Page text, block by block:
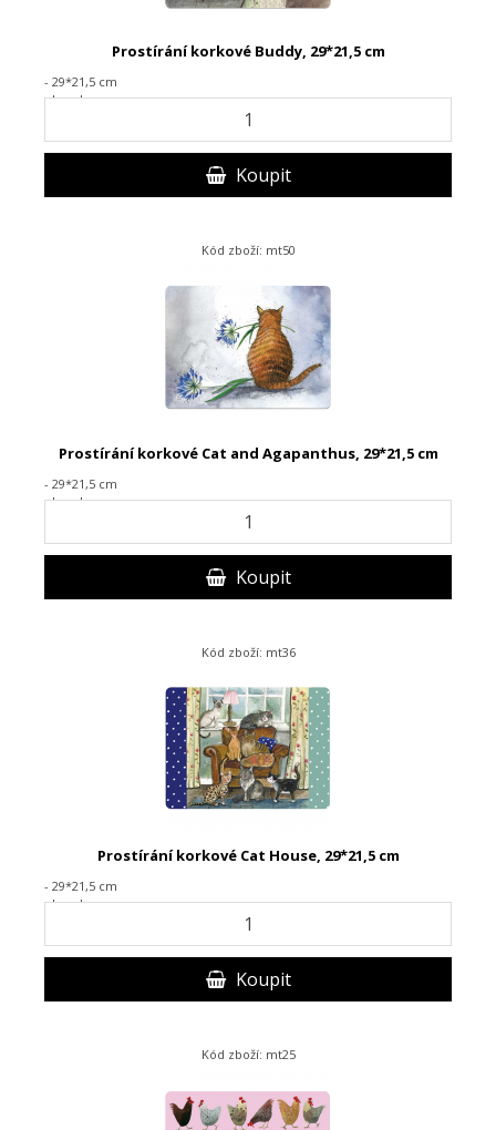
Prostírání korkové Buddy, 29*21,5 cm
- 29*21,5 cm
- korek
Koupit
Kód zboží: mt50
Prostírání korkové Cat and Agapanthus, 29*21,5 cm
- 29*21,5 cm
- korek
Koupit
Kód zboží: mt36
Prostírání korkové Cat House, 29*21,5 cm
- 29*21,5 cm
- korek
Koupit
Kód zboží: mt25